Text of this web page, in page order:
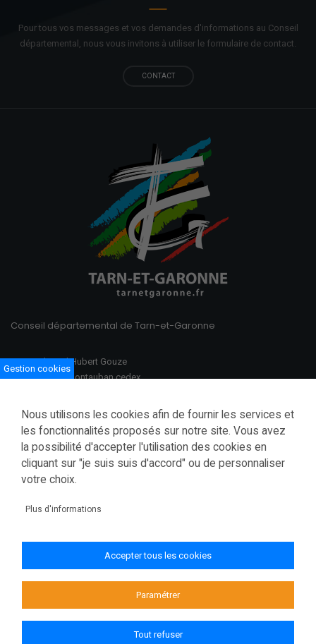
Pour tous vos messages et vos demandes d'informations au Conseil
départemental, nous vous invitons à utiliser le formulaire de contact.
CONTACT
Conseil départemental de Tarn-et-Garonne
100 Boulevard Hubert Gouze
BP 783 82013 Montauban cedex
Tél.: 05 63 91 82 00
Fax.: 05 63 03 28 52
courrier@tarnetgaronne.fr
Politique de confidentialité
Plan du site
© 2026 Conseil départemental de Tarn-et-Garonne
Gestion cookies
Nous utilisons les cookies afin de fournir les services et
les fonctionnalités proposés sur notre site. Vous avez
la possibilité d'accepter l'utilisation des cookies en
cliquant sur "je suis suis d'accord" ou de personnaliser
votre choix.
Plus d'informations
Accepter tous les cookies
Paramétrer
Tout refuser